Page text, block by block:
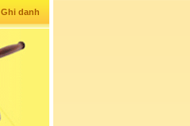
Ghi danh